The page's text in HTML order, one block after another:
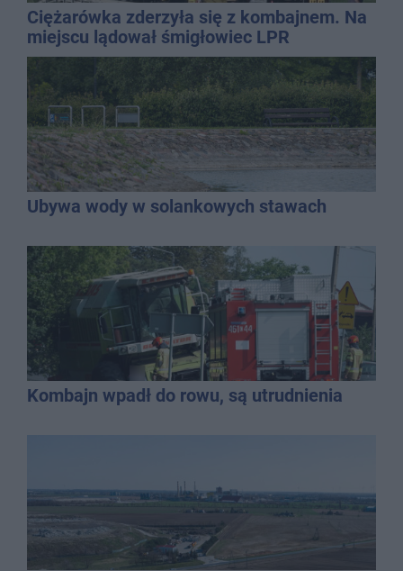
Ciężarówka zderzyła się z kombajnem. Na
miejscu lądował śmigłowiec LPR
Ubywa wody w solankowych stawach
Kombajn wpadł do rowu, są utrudnienia